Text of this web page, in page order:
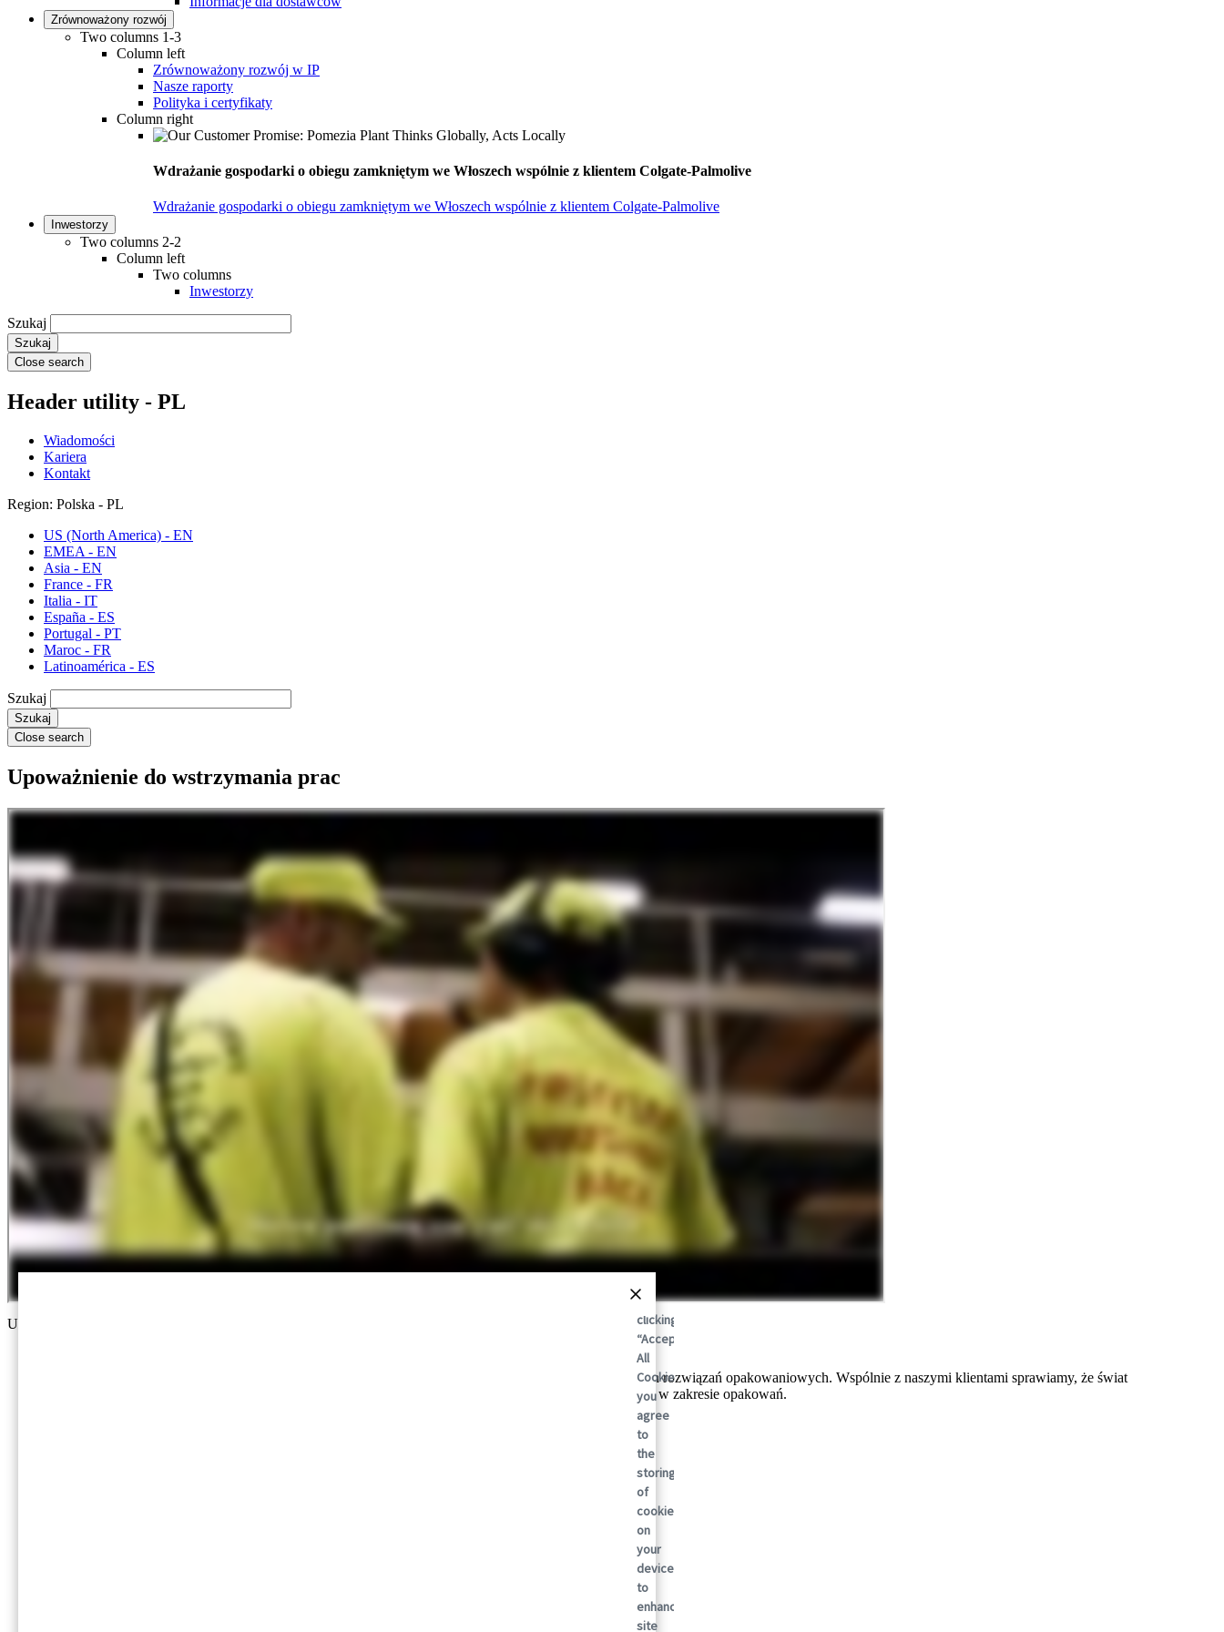
Zrównoważony rozwój
Two columns 1-3
Column left
Zrównoważony rozwój w IP
Nasze raporty
Polityka i certyfikaty
Column right
Wdrażanie gospodarki o obiegu zamkniętym we Włoszech wspólnie z klientem Colgate-Palmolive
Wdrażanie gospodarki o obiegu zamkniętym we Włoszech wspólnie z klientem Colgate-Palmolive
Inwestorzy
Two columns 2-2
Column left
Two columns
Inwestorzy
Szukaj
Close search
Header utility - PL
Wiadomości
Kariera
Kontakt
Region: Polska - PL
US (North America) - EN
EMEA - EN
Asia - EN
France - FR
Italia - IT
España - ES
Portugal - PT
Maroc - FR
Latinoamérica - ES
Szukaj
Close search
Upoważnienie do wstrzymania prac
Udostępnij ten zasób
International Paper (NYSE: IP; LSE: IPC) jest światowym liderem w dziedzinie zrównoważonych rozwiązań opakowaniowych. Wspólnie z naszymi klientami sprawiamy, że świat
staje się bezpieczniejszy i bardziej produktywny, raz po raz realizując zrównoważone rozwiązania w zakresie opakowań.
By
clicking
“Accept
All
Cookies”,
you
agree
to
the
storing
of
cookies
on
your
device
to
enhance
site